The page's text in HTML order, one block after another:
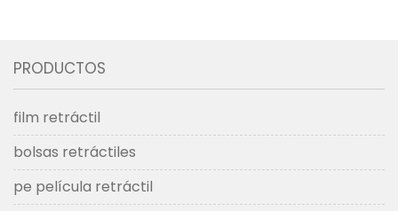
PRODUCTOS
film retráctil
bolsas retráctiles
pe película retráctil